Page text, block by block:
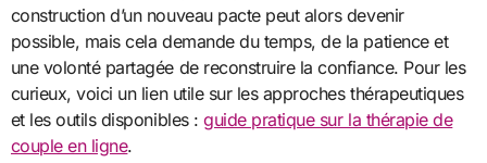
construction d’un nouveau pacte peut alors devenir
possible, mais cela demande du temps, de la patience et
une volonté partagée de reconstruire la confiance. Pour les
curieux, voici un lien utile sur les approches thérapeutiques
et les outils disponibles :guide pratique sur la thérapie de
couple en ligne.